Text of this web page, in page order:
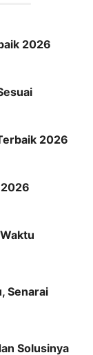
2026
2026
Senarai
Solusinya